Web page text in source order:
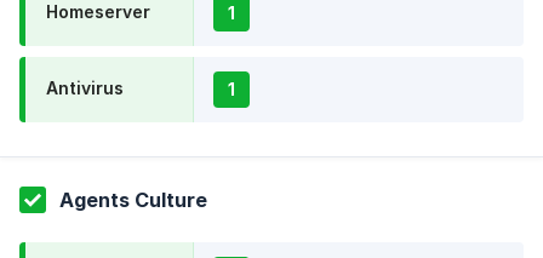
Homeserver 1
Antivirus 1
Agents Culture